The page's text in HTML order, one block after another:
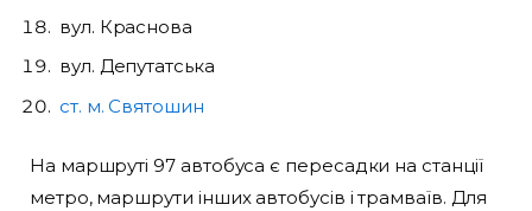
вул. Краснова
вул. Депутатська
ст. м. Святошин
На маршруті 97 автобуса є пересадки на станції
метро, маршрути інших автобусів і трамваїв. Для